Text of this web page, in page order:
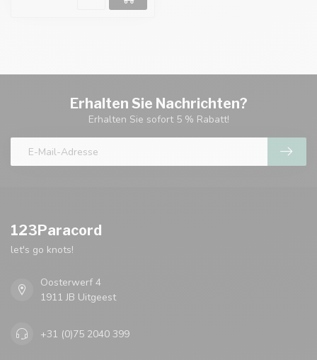
Erhalten Sie Nachrichten?
Erhalten Sie sofort 5 % Rabatt!
123Paracord
let's go knots!
Oosterwerf 4
1911 JB Uitgeest
+31 (0)75 2040 399